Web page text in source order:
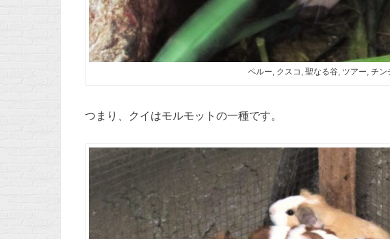
ペルー, クスコ, 聖なる谷, ツアー, チン
つまり、クイはモルモットの一種です。